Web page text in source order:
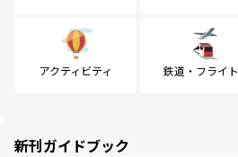
アクティビティ 鉄道・フライト
新刊ガイドブック